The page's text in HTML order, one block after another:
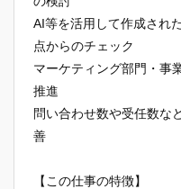
AI等を活用して作成され
点からのチェック
マーケティング部門・事
推進
問い合わせ数や受任数な
善
【この仕事の特徴】